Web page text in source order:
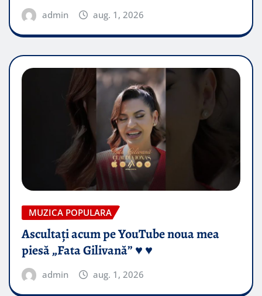
admin aug. 1, 2026
MUZICA POPULARA
Ascultați acum pe YouTube noua mea
piesă „Fata Gilivană” ♥️ ♥️
admin aug. 1, 2026